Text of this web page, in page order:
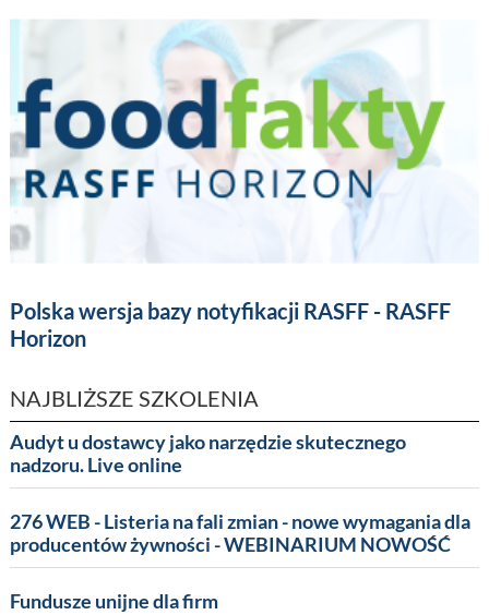
Polska wersja bazy notyfikacji RASFF - RASFF
Horizon
NAJBLIŻSZE SZKOLENIA
Audyt u dostawcy jako narzędzie skutecznego
nadzoru. Live online
276 WEB - Listeria na fali zmian - nowe wymagania dla
producentów żywności - WEBINARIUM NOWOŚĆ
Fundusze unijne dla firm